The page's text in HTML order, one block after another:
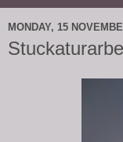
MONDAY, 15